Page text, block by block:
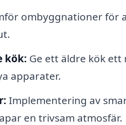
ombyggnationer för
kök: Ge ett äldre kök
apparater.
Implementering av
en trivsam atmosfär.